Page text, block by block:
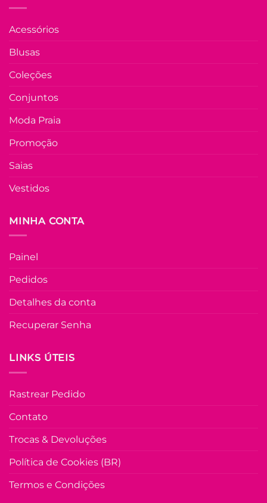
Acessórios
Blusas
Coleções
Conjuntos
Moda Praia
Promoção
Saias
Vestidos
MINHA CONTA
Painel
Pedidos
Detalhes da conta
Recuperar Senha
LINKS ÚTEIS
Rastrear Pedido
Contato
Trocas & Devoluções
Política de Cookies (BR)
Termos e Condições